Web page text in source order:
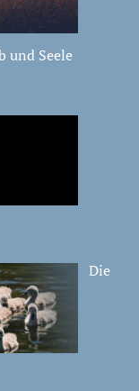
und Seele
Die